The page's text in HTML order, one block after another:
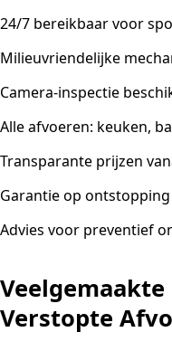
24/7 bereikbaar voor
Milieuvriendelijke
Camera-inspectie
Alle afvoeren: keuken,
Transparante prijzen
Garantie op ontstopping
Advies voor preventief
Verstopte